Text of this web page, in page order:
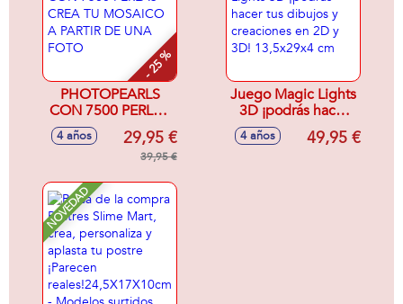
- 25 %
PHOTOPEARLS
CON 7500 PERLAS
CREA TU
MOSAICO A
PARTIR DE UNA
4 años 29,95 €
39,95 €
Juego Magic Lights
3D ¡podrás hacer
tus dibujos y
creaciones en 2D y
4 años 49,95 €
NOVEDAD